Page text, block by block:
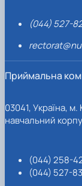
(044) 527-
Приймальна
03041, Україна, м.
навчальний
(044) 258-
(044) 527-